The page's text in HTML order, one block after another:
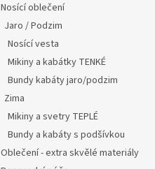
Nosící oblečení
Jaro / Podzim
Nosící vesta
Mikiny a kabátky TENKÉ
Bundy kabáty jaro/podzim
Zima
Mikiny a svetry TEPLÉ
Bundy a kabáty s podšívkou
Oblečení - extra skvělé materiály